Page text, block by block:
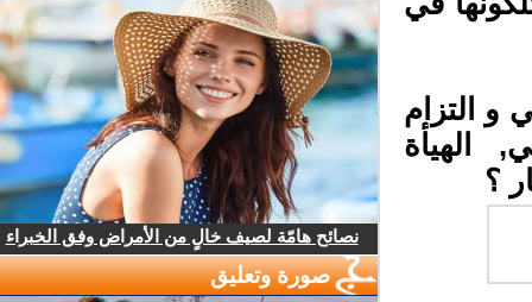
التزام
الهيأة
؟
نصائح هامّة لصيف خالٍ من الأمراض وفق الخبراء
صورة وتعليق